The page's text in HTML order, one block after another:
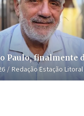
Paulo, finalmente
Redação Estação Litoral